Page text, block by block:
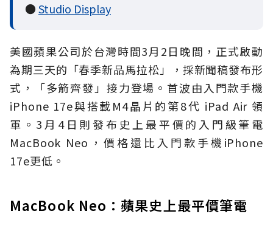
●Studio Display
美國蘋果公司於台灣時間3月2日晚間，正式啟動
為期三天的「春季新品馬拉松」，採新聞稿發布形
式，「多箭齊發」接力登場。首波由入門款手機
iPhone 17e與搭載M4晶片的第8代 iPad Air 領
軍。3月4日則發布史上最平價的入門級筆電
MacBook Neo，價格還比入門款手機iPhone
17e更低。
MacBook Neo：蘋果史上最平價筆電